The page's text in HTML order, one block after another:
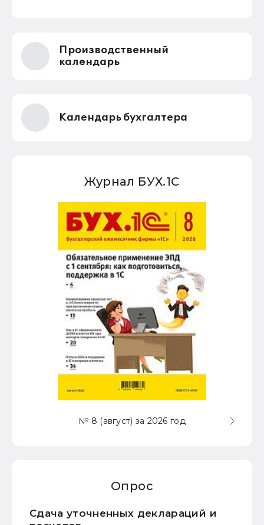
Производственный
календарь
Календарь бухгалтера
Журнал БУХ.1С
№ 8 (август) за 2026 год
Опрос
Сдача уточненных деклараций и